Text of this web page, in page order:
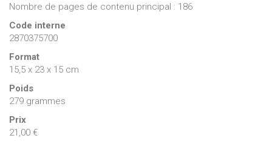
Nombre de pages de contenu principal : 186
Code interne
2870375700
Format
15,5 x 23 x 15 cm
Poids
279 grammes
Prix
21,00 €